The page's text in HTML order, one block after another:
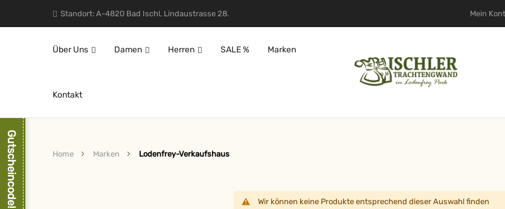
Standort: A-4820 Bad Ischl, Lindaustrasse 28. Mein
Über Uns Damen Herren SALE % Marken
Kontakt
Home Marken Lodenfrey-Verkaufshaus
Wir können keine Produkte entsprechend dieser Auswahl finden
Gutscheincode!